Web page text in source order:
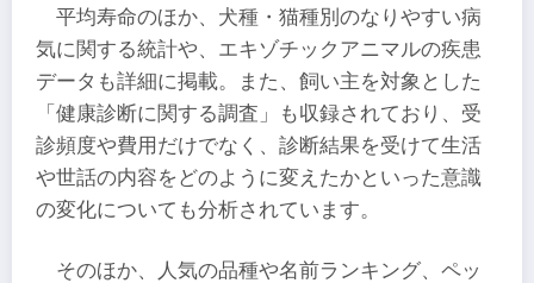
平均寿命のほか、犬種・猫種別のなりやすい病
気に関する統計や、エキゾチックアニマルの疾患
データも詳細に掲載。また、飼い主を対象とした
「健康診断に関する調査」も収録されており、受
診頻度や費用だけでなく、診断結果を受けて生活
や世話の内容をどのように変えたかといった意識
の変化についても分析されています。
そのほか、人気の品種や名前ランキング、ペッ